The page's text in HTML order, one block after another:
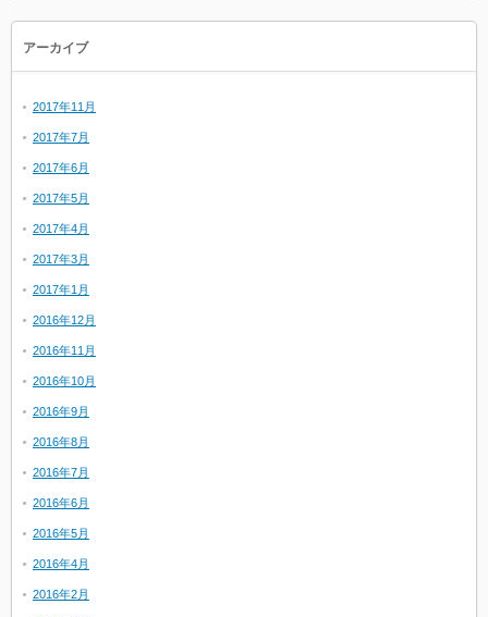
アーカイブ
2017年11月
2017年7月
2017年6月
2017年5月
2017年4月
2017年3月
2017年1月
2016年12月
2016年11月
2016年10月
2016年9月
2016年8月
2016年7月
2016年6月
2016年5月
2016年4月
2016年2月